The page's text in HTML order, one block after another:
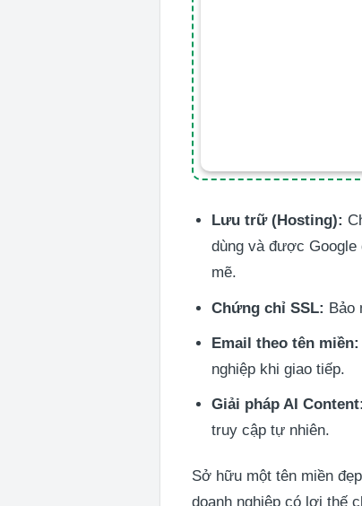
Lưu trữ (Hosting):
dùng và được
mẽ.
Chứng chỉ SSL: Bảo
Email theo tên miền:
nghiệp khi giao tiếp.
Giải pháp AI Content:
truy cập tự nhiên.
Sở hữu một tên miền
doanh nghiệp có lợi thế